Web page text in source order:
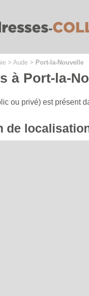
> Aude > Port-la-Nouvelle
à Port-la-
ou privé) est présent
de